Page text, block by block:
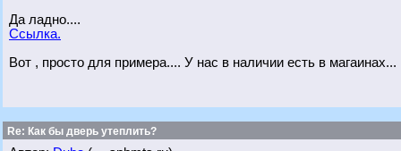
Да ладно....
Ссылка.
Вот , просто для примера.... У нас в наличии есть в магаинах...
Re: Как бы дверь утеплить?